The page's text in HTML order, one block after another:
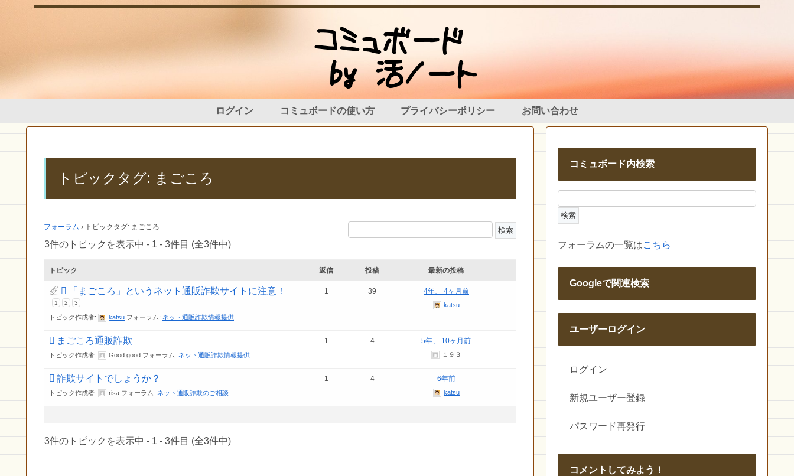
ログイン コミュボードの使い方 プライバシーポリシー お問い合わせ
トピックタグ: まごころ
フォーラム › トピックタグ: まごころ
3件のトピックを表示中 - 1 - 3件目 (全3件中)
トピック 返信 投稿 最新の投稿
「まごころ」というネット通販詐欺サイトに注意！
1 2 3
トピック作成者: katsu フォーラム: ネット通販詐欺情報提供
1 39 4年、 4ヶ月前
katsu
まごころ通販詐欺
トピック作成者: Good good フォーラム: ネット通販詐欺情報提供
1 4 5年、 10ヶ月前
１９３
詐欺サイトでしょうか？
トピック作成者: risa フォーラム: ネット通販詐欺のご相談
1 4 6年前
katsu
3件のトピックを表示中 - 1 - 3件目 (全3件中)
コミュボード内検索
フォーラムの一覧はこちら
Googleで関連検索
ユーザーログイン
ログイン
新規ユーザー登録
パスワード再発行
コメントしてみよう！